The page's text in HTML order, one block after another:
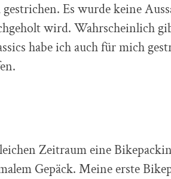
Es wurde keine
wird. Wahrscheinlich
habe ich auch für mich
Zeitraum eine
Gepäck. Meine erste